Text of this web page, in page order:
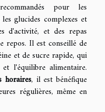
pour les
glucides complexes et
d'activité, et des repas
repos. Il est conseillé de
et de sucre rapide, qui
l'équilibre alimentaire.
horaires, il est bénéfique
régulières, même en